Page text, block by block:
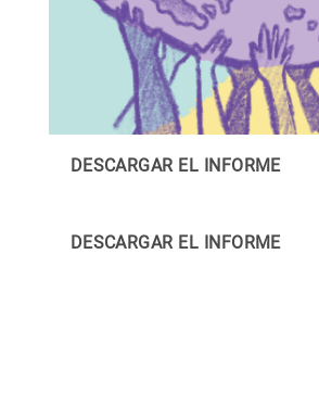
DESCARGAR EL INFORME
DESCARGAR EL INFORME